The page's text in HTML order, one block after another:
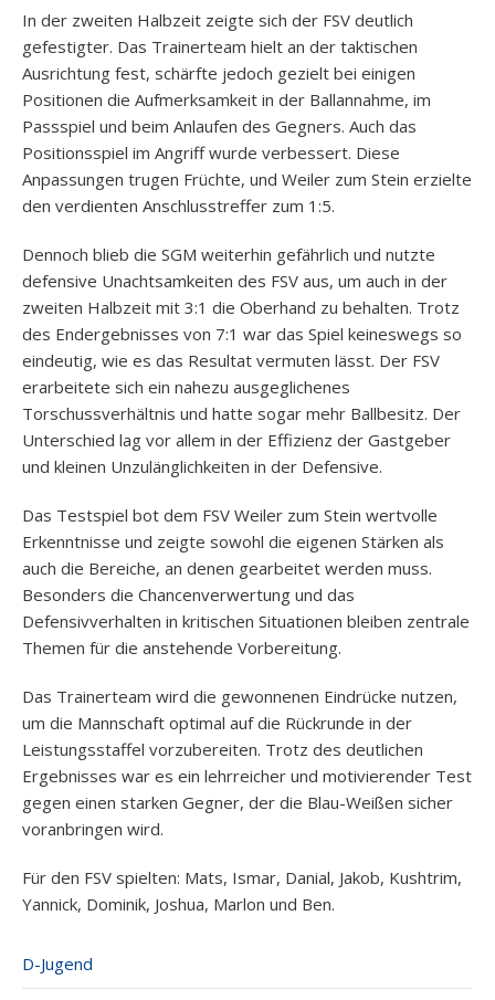
In der zweiten Halbzeit zeigte sich der FSV deutlich
gefestigter. Das Trainerteam hielt an der taktischen
Ausrichtung fest, schärfte jedoch gezielt bei einigen
Positionen die Aufmerksamkeit in der Ballannahme, im
Passspiel und beim Anlaufen des Gegners. Auch das
Positionsspiel im Angriff wurde verbessert. Diese
Anpassungen trugen Früchte, und Weiler zum Stein erzielte
den verdienten Anschlusstreffer zum 1:5.
Dennoch blieb die SGM weiterhin gefährlich und nutzte
defensive Unachtsamkeiten des FSV aus, um auch in der
zweiten Halbzeit mit 3:1 die Oberhand zu behalten. Trotz
des Endergebnisses von 7:1 war das Spiel keineswegs so
eindeutig, wie es das Resultat vermuten lässt. Der FSV
erarbeitete sich ein nahezu ausgeglichenes
Torschussverhältnis und hatte sogar mehr Ballbesitz. Der
Unterschied lag vor allem in der Effizienz der Gastgeber
und kleinen Unzulänglichkeiten in der Defensive.
Das Testspiel bot dem FSV Weiler zum Stein wertvolle
Erkenntnisse und zeigte sowohl die eigenen Stärken als
auch die Bereiche, an denen gearbeitet werden muss.
Besonders die Chancenverwertung und das
Defensivverhalten in kritischen Situationen bleiben zentrale
Themen für die anstehende Vorbereitung.
Das Trainerteam wird die gewonnenen Eindrücke nutzen,
um die Mannschaft optimal auf die Rückrunde in der
Leistungsstaffel vorzubereiten. Trotz des deutlichen
Ergebnisses war es ein lehrreicher und motivierender Test
gegen einen starken Gegner, der die Blau-Weißen sicher
voranbringen wird.
Für den FSV spielten: Mats, Ismar, Danial, Jakob, Kushtrim,
Yannick, Dominik, Joshua, Marlon und Ben.
D-Jugend